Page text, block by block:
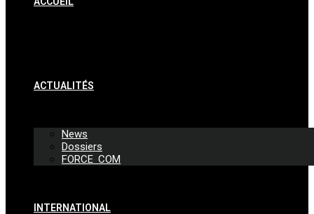
ACTUALITÉS
News
Dossiers
FORCE COM
INTERNATIONAL